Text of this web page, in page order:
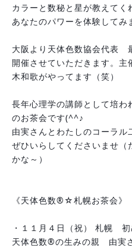
カラーと数秘と星が教えてく
あなたのパワーを体験してみ
大阪より天体色数協会代表
開催させていただきます。主
木和歌がやってます（笑）
長年心理学の講師として培
のお茶会です(^^♪
由実さんとわたしのコーラル
ぜひいらしてくださいませ（
かな～）
《天体色数®☆札幌お茶会》
・１１月４日（祝） 札幌　
天体色数®の生みの親　由実